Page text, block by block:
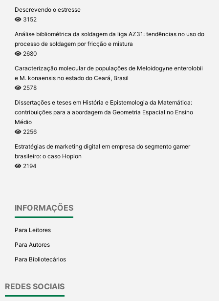
Descrevendo o estresse
3152
Análise bibliométrica da soldagem da liga AZ31: tendências no uso do
processo de soldagem por fricção e mistura
2680
Caracterização molecular de populações de Meloidogyne enterolobii
e M. konaensis no estado do Ceará, Brasil
2578
Dissertações e teses em História e Epistemologia da Matemática:
contribuições para a abordagem da Geometria Espacial no Ensino
Médio
2256
Estratégias de marketing digital em empresa do segmento gamer
brasileiro: o caso Hoplon
2194
INFORMAÇÕES
Para Leitores
Para Autores
Para Bibliotecários
REDES SOCIAIS